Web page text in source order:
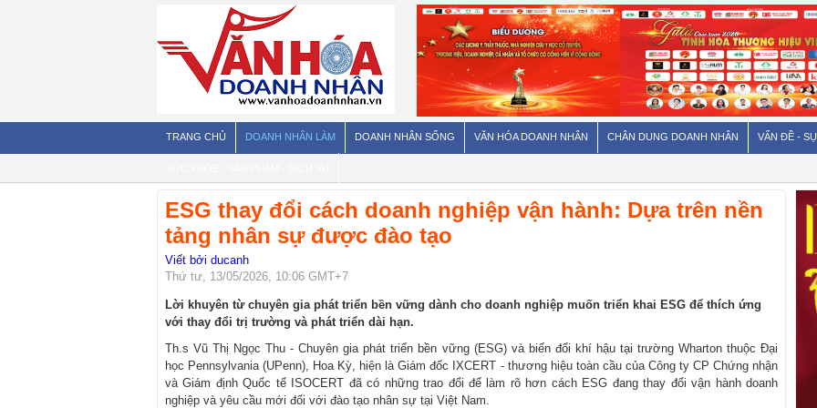
TRANG CHỦ DOANH NHÂN LÀM DOANH NHÂN SỐNG VĂN HÓA DOANH NHÂN CHÂN DUNG DOANH NHÂN VẤN ĐỀ -
ESG thay đổi cách doanh nghiệp vận hành: Dựa trên nền
tảng nhân sự được đào tạo
Viết bởi ducanh
Thứ tư, 13/05/2026, 10:06 GMT+7
Lời khuyên từ chuyên gia phát triển bền vững dành cho doanh nghiệp muốn triển khai ESG để thích ứng
với thay đổi trị trường và phát triển dài hạn.
Th.s Vũ Thị Ngọc Thu - Chuyên gia phát triển bền vững (ESG) và biến đổi khí hậu tại trường Wharton thuộc Đại
học Pennsylvania (UPenn), Hoa Kỳ, hiện là Giám đốc IXCERT - thương hiệu toàn cầu của Công ty CP Chứng nhận
và Giám định Quốc tế ISOCERT đã có những trao đổi để làm rõ hơn cách ESG đang thay đổi vận hành doanh
nghiệp và yêu cầu mới đối với đào tạo nhân sự tại Việt Nam.